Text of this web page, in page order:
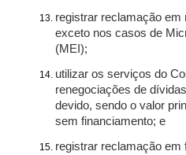
registrar reclamação em
exceto nos casos de
(MEI);
utilizar os serviços do
renegociações de
devido, sendo o valor
sem financiamento; e
registrar reclamação em